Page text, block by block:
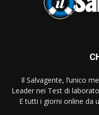
Il Salvagente, l’unico
Leader nei Test di
E tutti i giorni online da